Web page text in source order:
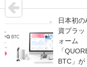
日本初の
資プラッ
ォーム
「
BTC」が